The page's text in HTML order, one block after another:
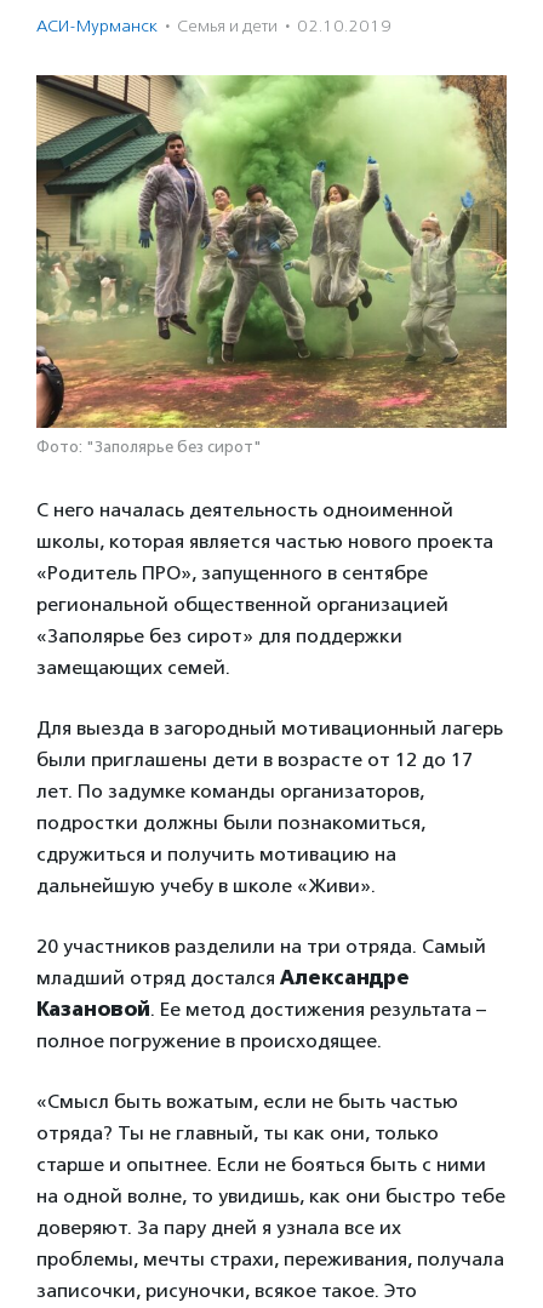
АСИ-Мурманск · Семья и дети · 02.10.2019
Фото: "Заполярье без сирот"
С него началась деятельность одноименной
школы, которая является частью нового проекта
«Родитель ПРО», запущенного в сентябре
региональной общественной организацией
«Заполярье без сирот» для поддержки
замещающих семей.
Для выезда в загородный мотивационный лагерь
были приглашены дети в возрасте от 12 до 17
лет. По задумке команды организаторов,
подростки должны были познакомиться,
сдружиться и получить мотивацию на
дальнейшую учебу в школе «Живи».
20 участников разделили на три отряда. Самый
младший отряд достался Александре
Казановой. Ее метод достижения результата –
полное погружение в происходящее.
«Смысл быть вожатым, если не быть частью
отряда? Ты не главный, ты как они, только
старше и опытнее. Если не бояться быть с ними
на одной волне, то увидишь, как они быстро тебе
доверяют. За пару дней я узнала все их
проблемы, мечты страхи, переживания, получала
записочки, рисуночки, всякое такое. Это